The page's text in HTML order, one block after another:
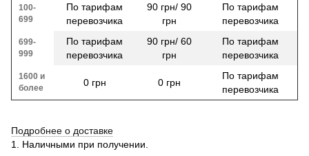
100-
699
По тарифам
перевозчика
90 грн/ 90
грн
По тарифам
перевозчика
699-
999
По тарифам
перевозчика
90 грн/ 60
грн
По тарифам
перевозчика
1600 и
более
0 грн 0 грн
По тарифам
перевозчика
Подробнее о доставке
1. Наличными при получении.